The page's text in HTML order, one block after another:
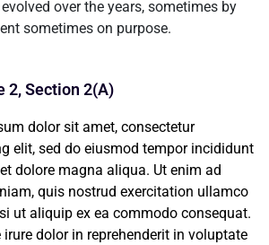
over the years, sometimes by
sometimes on purpose.
2, Section 2(A)
dolor sit amet, consectetur
elit, sed do eiusmod tempor incididunt
dolore magna aliqua. Ut enim ad
quis nostrud exercitation ullamco
ut aliquip ex ea commodo consequat.
irure dolor in reprehenderit in voluptate